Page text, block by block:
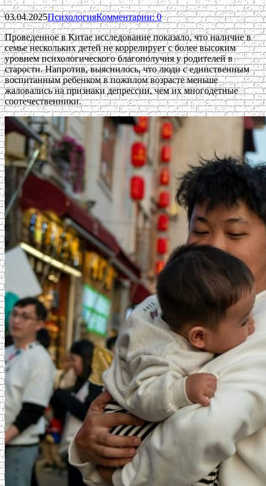
03.04.2025ПсихологияКомментарии: 0
Проведенное в Китае исследование показало, что наличие в
семье нескольких детей не коррелирует с более высоким
уровнем психологического благополучия у родителей в
старости. Напротив, выяснилось, что люди с единственным
воспитанным ребенком в пожилом возрасте меньше
жаловались на признаки депрессии, чем их многодетные
соотечественники.